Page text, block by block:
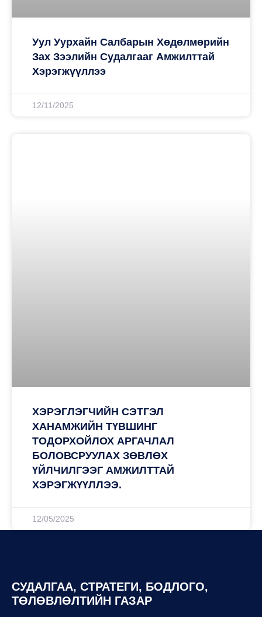
Уул Уурхайн Салбарын Хөдөлмөрийн
Зах Зээлийн Судалгааг Амжилттай
Хэрэгжүүллээ
12/11/2025
ХЭРЭГЛЭГЧИЙН СЭТГЭЛ
ХАНАМЖИЙН ТҮВШИНГ
ТОДОРХОЙЛОХ АРГАЧЛАЛ
БОЛОВСРУУЛАХ ЗӨВЛӨХ
ҮЙЛЧИЛГЭЭГ АМЖИЛТТАЙ
ХЭРЭГЖҮҮЛЛЭЭ.
12/05/2025
СУДАЛГАА, СТРАТЕГИ, БОДЛОГО,
ТӨЛӨВЛӨЛТИЙН ГАЗАР